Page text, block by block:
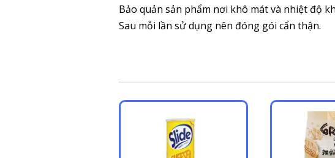
Bảo quản sản phẩm nơi khô mát và nhiệt độ
Sau mỗi lần sử dụng nên đóng gói cẩn thận.